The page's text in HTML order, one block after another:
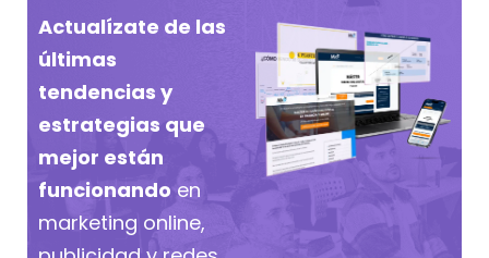
Actualízate de las
últimas
tendencias y
estrategias que
mejor están
funcionandoen
marketing online,